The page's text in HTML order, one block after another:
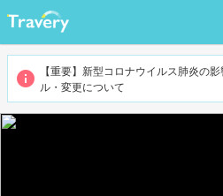
【重要】新型コロナウイルス肺炎の
ル・変更について